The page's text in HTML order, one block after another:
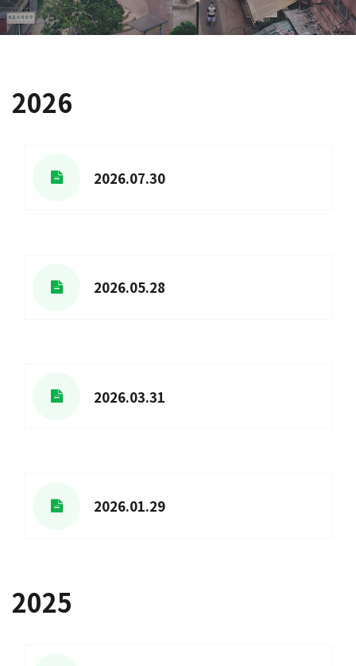
2026
2026.07.30
2026.05.28
2026.03.31
2026.01.29
2025